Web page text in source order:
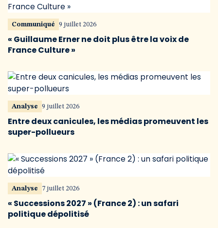
Communiqué 9 juillet 2026
« Guillaume Erner ne doit plus être la voix de
France Culture »
Analyse 9 juillet 2026
Entre deux canicules, les médias promeuvent les
super-pollueurs
Analyse 7 juillet 2026
« Successions 2027 » (France 2) : un safari
politique dépolitisé